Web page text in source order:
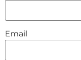
Email